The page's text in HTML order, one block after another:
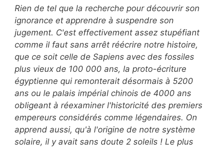
Rien de tel que la recherche pour découvrir son
ignorance et apprendre à suspendre son
jugement. C'est effectivement assez stupéfiant
comme il faut sans arrêt réécrire notre histoire,
que ce soit celle de Sapiens avec des fossiles
plus vieux de 100 000 ans, la proto-écriture
égyptienne qui remonterait désormais à 5200
ans ou le palais impérial chinois de 4000 ans
obligeant à réexaminer l'historicité des premiers
empereurs considérés comme légendaires. On
apprend aussi, qu'à l'origine de notre système
solaire, il y avait sans doute 2 soleils ! Le plus